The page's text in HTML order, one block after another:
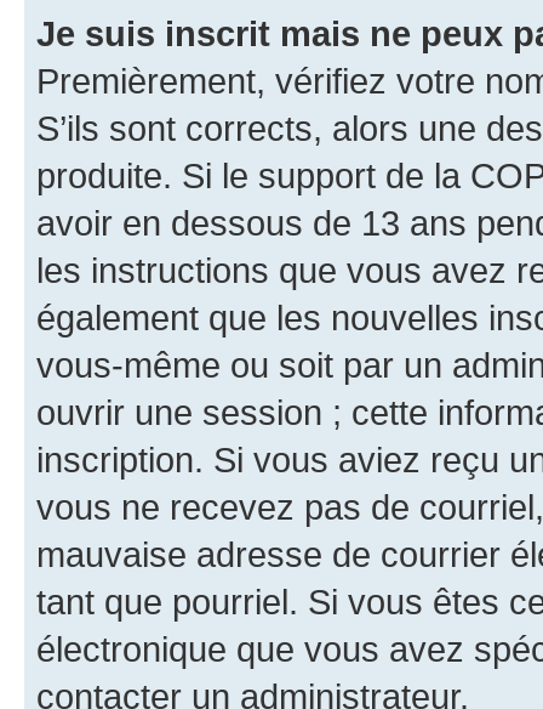
Je suis inscrit mais ne peux
Premièrement, vérifiez votre
S’ils sont corrects, alors une
produite. Si le support de la
avoir en dessous de 13 ans
les instructions que vous avez
également que les nouvelles
vous-même ou soit par un
ouvrir une session ; cette
inscription. Si vous aviez reçu
vous ne recevez pas de
mauvaise adresse de courrier
tant que pourriel. Si vous êtes
électronique que vous avez
contacter un administrateur.